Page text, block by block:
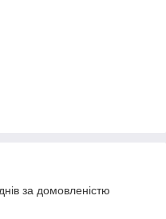
за домовленістю